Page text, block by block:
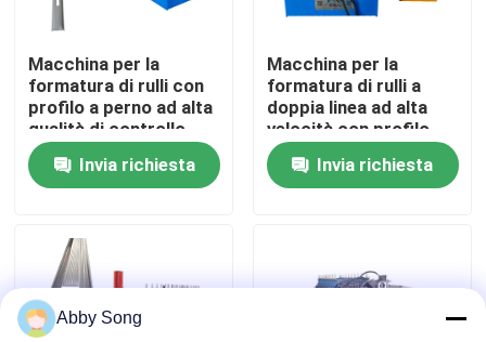
Contattici
Notizie
Casi
rotolo dello strato del tetto che forma macchina
Rotolo di doppio strato che forma macchina
Macchina per la
formatura di rulli con
profilo a perno ad alta
qualità di controllo
PLC di punzonatura
idraulicaInvia richiesta
Macchina per la
formatura di rulli a
doppia linea ad alta
velocità con profilo
Poular del Messico
Invia richiesta
Abby Song